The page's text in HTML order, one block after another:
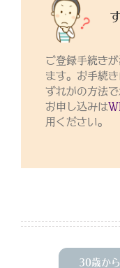
ご登録手続き
ます。お手続
ずれかの方法で
お申し込みは
用ください。
30歳か